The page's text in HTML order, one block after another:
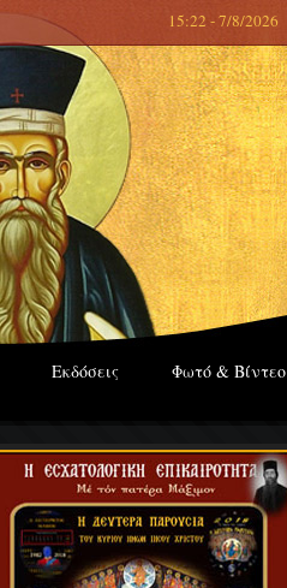
15:22 - 7/8/2026
Εκδόσεις Φωτό & Βίντεο